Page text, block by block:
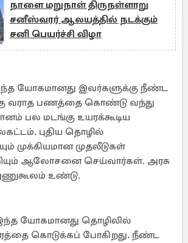
நாளை மறுநாள் திருநள்ளாறு
சனீஸ்வரர் ஆலயத்தில் நடக்கும்
சனி பெயர்ச்சி விழா
இந்த யோகமானது இவர்களுக்கு நீண்ட
வராத பணத்தை கொண்டு வந்து
பல மடங்கு உயரக்கூடிய
புதிய தொழில்
முக்கியமான முதலீடுகள்
ஆலோசனை செய்வார்கள். அரசு
உண்டு.
இந்த யோகமானது தொழிலில்
கொடுக்கப் போகிறது. நீண்ட